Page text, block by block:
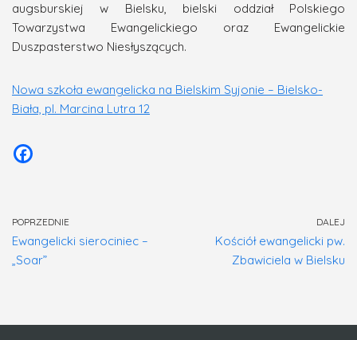
augsburskiej w Bielsku, bielski oddział Polskiego
Towarzystwa Ewangelickiego oraz Ewangelickie
Duszpasterstwo Niesłyszących.
Nowa szkoła ewangelicka na Bielskim Syjonie – Bielsko-
Biała, pl. Marcina Lutra 12
POPRZEDNIE
Ewangelicki sierociniec –
„Soar”
DALEJ
Kościół ewangelicki pw.
Zbawiciela w Bielsku